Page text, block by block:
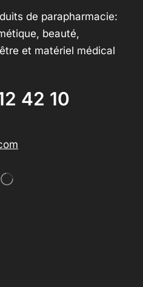
de parapharmacie:
beauté,
et matériel médical
42 10